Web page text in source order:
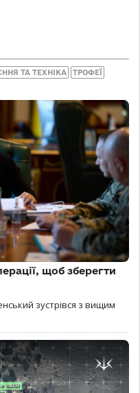
ТА ТЕХНІКА ТРОФЕЇ
щоб зберегти
зустрівся з вищим